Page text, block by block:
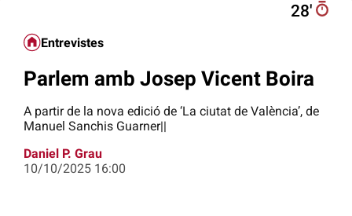
28′
Entrevistes
Parlem amb Josep Vicent Boira
A partir de la nova edició de ‘La ciutat de València’, de
Manuel Sanchis Guarner||
Daniel P. Grau
10/10/2025 16:00